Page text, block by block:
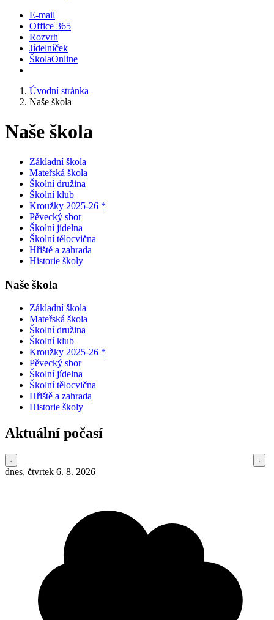
E-mail
Office 365
Rozvrh
Jídelníček
ŠkolaOnline
Úvodní stránka
Naše škola
Naše škola
Základní škola
Mateřská škola
Školní družina
Školní klub
Kroužky 2025-26 *
Pěvecký sbor
Školní jídelna
Školní tělocvična
Hřiště a zahrada
Historie školy
Naše škola
Základní škola
Mateřská škola
Školní družina
Školní klub
Kroužky 2025-26 *
Pěvecký sbor
Školní jídelna
Školní tělocvična
Hřiště a zahrada
Historie školy
Aktuální počasí
dnes, čtvrtek 6. 8. 2026